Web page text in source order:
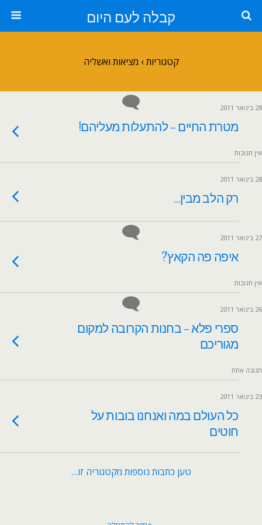
קבלה לעם היום
קטגוריות › מציאות ואשליה
28 בינואר 2011
מטרת החיים – להתעלות מעליהם!
אין תגובות
28 בינואר 2011
רק הלב מבין…
27 בינואר 2011
איפה פה הקאץ'?
אין תגובות
26 בינואר 2011
ספרי פלא – בחנות הקרובה למקום
מגוריכם
תגובה אחת
23 בינואר 2011
כל העולם במה ואנחנו בובות על
חוטים
טען כתבות נוספות מקטגוריה זו…